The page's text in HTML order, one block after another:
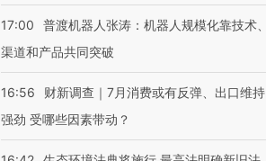
17:00
普渡机器人张涛：机器人规模化靠技术、
渠道和产品共同突破
16:56
财新调查｜7月消费或有反弹、出口维持
强劲 受哪些因素带动？